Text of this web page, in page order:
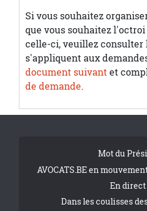
Si vous souhaitez
que vous souhaitez
celle-ci, veuillez consulter
s'appliquent aux
document suivantet
de demande.
Tribune FooterMot du
AVOCATS.BE en
En direct
Dans les coulisses